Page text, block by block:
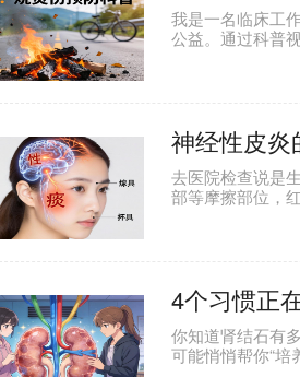
我是一名临床工
公益。通过科普
神经性皮炎
去医院检查说是
部等摩擦部位，
丙酸氯倍他索抗
4个习惯正
你知道肾结石有
可能悄悄帮你“培